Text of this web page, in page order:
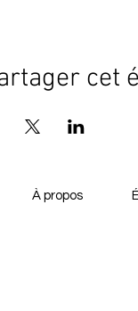
cet
À propos